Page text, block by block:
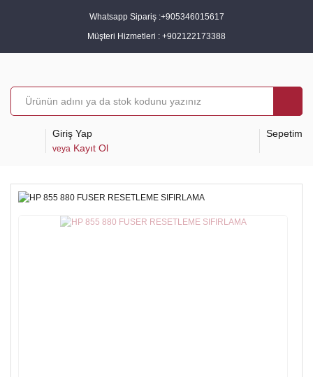
Whatsapp Sipariş :+905346015617
Müşteri Hizmetleri : +902122173388
Giriş Yap
veya Kayıt Ol
Sepetim